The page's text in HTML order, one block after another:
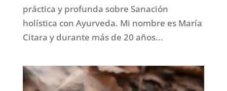
práctica y profunda sobre Sanación
holística con Ayurveda. Mi nombre es María
Citara y durante más de 20 años...